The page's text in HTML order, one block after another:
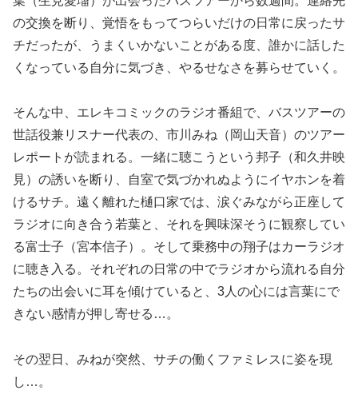
の交換を断り、覚悟をもってつらいだけの日常に戻ったサ
チだったが、うまくいかないことがある度、誰かに話した
くなっている自分に気づき、やるせなさを募らせていく。
そんな中、エレキコミックのラジオ番組で、バスツアーの
世話役兼リスナー代表の、市川みね（岡山天音）のツアー
レポートが読まれる。一緒に聴こうという邦子（和久井映
見）の誘いを断り、自室で気づかれぬようにイヤホンを着
けるサチ。遠く離れた樋口家では、涙ぐみながら正座して
ラジオに向き合う若葉と、それを興味深そうに観察してい
る富士子（宮本信子）。そして乗務中の翔子はカーラジオ
に聴き入る。それぞれの日常の中でラジオから流れる自分
たちの出会いに耳を傾けていると、3人の心には言葉にで
きない感情が押し寄せる…。
その翌日、みねが突然、サチの働くファミレスに姿を現
し…。